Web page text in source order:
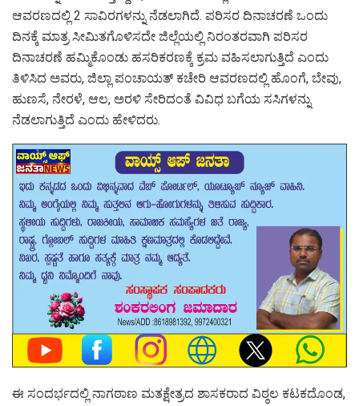
ಆವರಣದಲ್ಲಿ 2 ಸಾವಿರಗಳನ್ನು ನೆಡಲಾಗಿದೆ. ಪರಿಸರ ದಿನಾಚರಣೆ ಒಂದು
ದಿನಕ್ಕೆ ಮಾತ್ರ ಸೀಮಿತಗೊಳಿಸದೇ ಜಿಲ್ಲೆಯಲ್ಲಿ ನಿರಂತರವಾಗಿ ಪರಿಸರ
ದಿನಾಚರಣೆ ಹಮ್ಮಿಕೊಂಡು ಹಸರಿಕರಣಕ್ಕೆ ಕ್ರಮ ವಹಿಸಲಾಗುತ್ತಿದೆ ಎಂದು
ತಿಳಿಸಿದ ಅವರು, ಜಿಲ್ಲಾ ಪಂಚಾಯತ್ ಕಚೇರಿ ಆವರಣದಲ್ಲಿ ಹೊಂಗೆ, ಬೇವು,
ಹುಣಸೆ, ನೇರಳೆ, ಆಲ, ಅರಳಿ ಸೇರಿದಂತೆ ವಿವಿಧ ಬಗೆಯ ಸಸಿಗಳನ್ನು
ನೆಡಲಾಗುತ್ತಿದೆ ಎಂದು ಹೇಳಿದರು.
ಈ ಸಂದರ್ಭದಲ್ಲಿ ನಾಗಠಾಣ ಮತಕ್ಷೇತ್ರದ ಶಾಸಕರಾದ ವಿಠ್ಠಲ ಕಟಕದೊಂಡ,